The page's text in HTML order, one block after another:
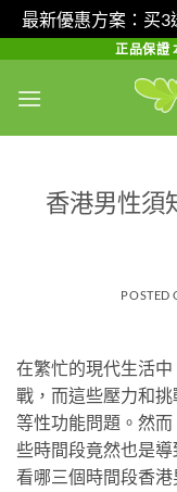
最新優惠方案：买3
content
正品保證
香港男性須
POSTED
在繁忙的現代生活
戰，而這些壓力和
等性功能問題。然
些時間段竟然也是
看哪三個時間段香港